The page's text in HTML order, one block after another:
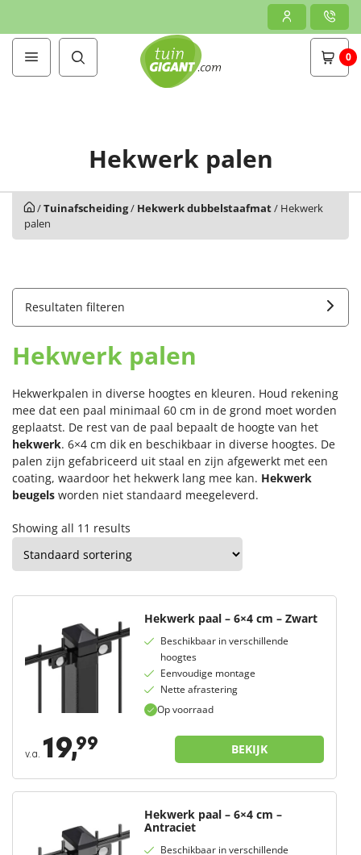
0
Hekwerk palen
/Tuinafscheiding/ Hekwerk dubbelstaafmat/ Hekwerk
palen
Resultaten filteren
Hekwerk palen
Hekwerkpalen in diverse hoogtes en kleuren. Houd rekening
mee dat een paal minimaal 60 cm in de grond moet worden
geplaatst. De rest van de paal bepaalt de hoogte van het
hekwerk. 6×4 cm dik en beschikbaar in diverse hoogtes. De
palen zijn gefabriceerd uit staal en zijn afgewerkt met een
coating, waardoor het hekwerk lang mee kan. Hekwerk
beugels worden niet standaard meegeleverd.
Showing all 11 results
Op voorraad
Hekwerk paal – 6×4 cm – Zwart
Beschikbaar in verschillende
hoogtes
Eenvoudige montage
Nette afrastering
v.a. 19,99 BEKIJK
Hekwerk paal – 6×4 cm –
Antraciet
Beschikbaar in verschillende